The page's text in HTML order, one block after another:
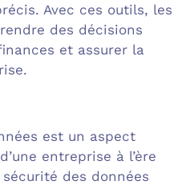
Avec ces outils, les
des décisions
et assurer la
est un aspect
entreprise à l’ère
des données